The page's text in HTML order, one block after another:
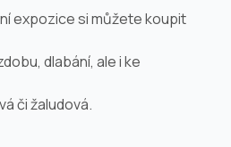
expozice si můžete koupit
dlabání, ale i ke
či žaludová.